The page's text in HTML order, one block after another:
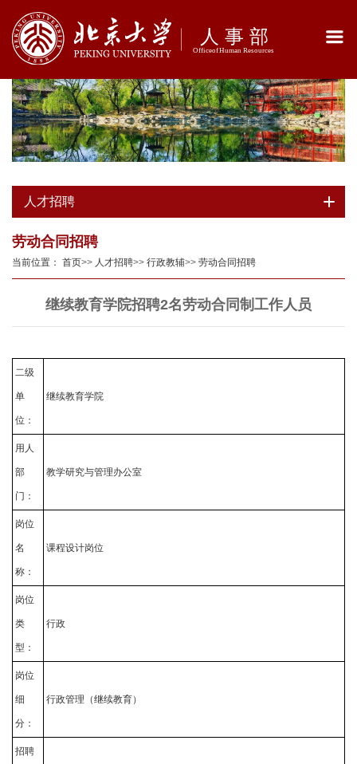
人才招聘
劳动合同招聘
当前位置： 首页>> 人才招聘>> 行政教辅>> 劳动合同招聘
继续教育学院招聘2名劳动合同制工作人员
二级
单
位：
继续教育学院
用人
部
门：
教学研究与管理办公室
岗位
名
称：
课程设计岗位
岗位
类
型：
行政
岗位
细
分：
行政管理（继续教育）
招聘